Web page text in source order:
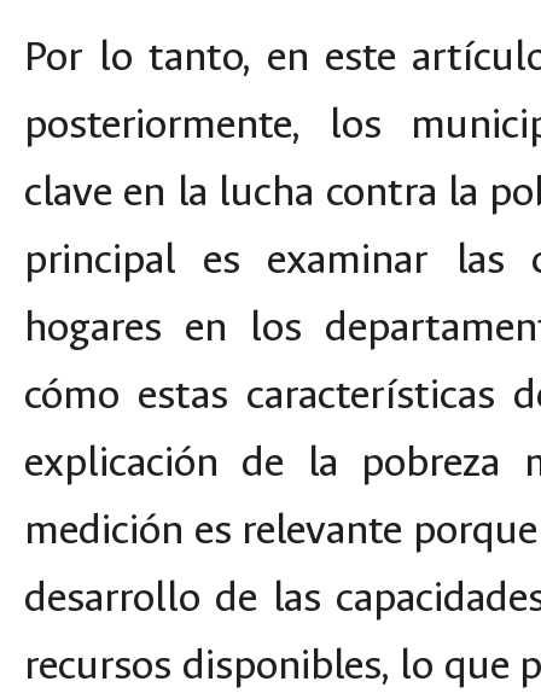
Por lo tanto, en este
posteriormente, los
clave en la lucha contra la
principal es examinar las
hogares en los
cómo estas características
explicación de la pobreza
medición es relevante
desarrollo de las
recursos disponibles, lo que